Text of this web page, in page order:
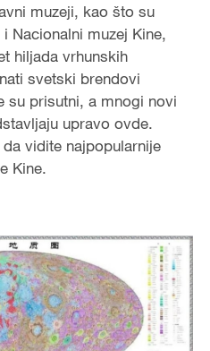
muzeji, kao što su
Nacionalni muzej Kine,
hiljada vrhunskih
svetski brendovi
su prisutni, a mnogi novi
upravo ovde.
vidite najpopularnije
Kine.